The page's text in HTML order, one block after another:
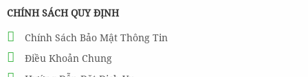
CHÍNH SÁCH QUY ĐỊNH
Chính Sách Bảo Mật Thông Tin
Điều Khoản Chung